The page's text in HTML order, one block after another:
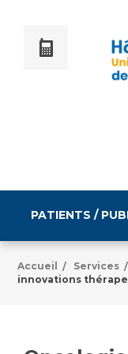
PATIENTS /
Égalité
Emploi /
Accueil / Services /
innovations